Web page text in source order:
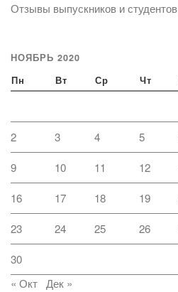
Отзывы выпускников и студентов
НОЯБРЬ 2020
Пн Вт Ср Чт
2 3 4 5
9 10 11 12
16 17 18 19
23 24 25 26
30
« Окт
Дек »